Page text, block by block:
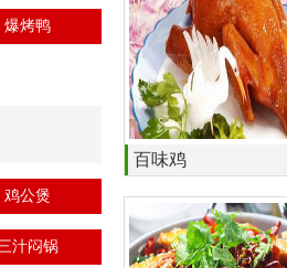
爆烤鸭
鸡公煲
汁闷锅
百味鸡